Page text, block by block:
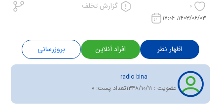
0 گزارش تخلف
۱۴۰۳/۰۶/۰۳، ۱۷:۰۶
اظهار نظر افراد آنلاین بروزرسانی
radio bina
عضویت : ۱۳۴۸/۱۰/۱۱تعداد پست:0